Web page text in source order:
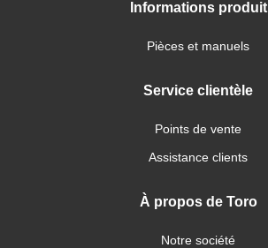
Informations produit
Pièces et manuels
Service clientèle
Points de vente
Assistance clients
À propos de Toro
Notre société